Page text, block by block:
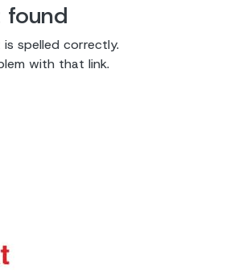
found
spelled correctly.
with that link.